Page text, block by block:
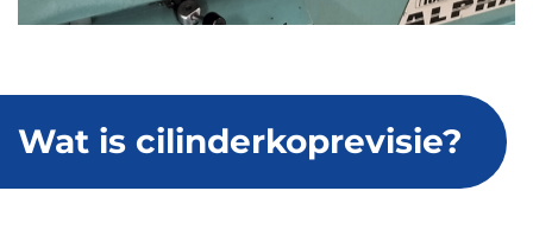
Wat is cilinderkoprevisie?